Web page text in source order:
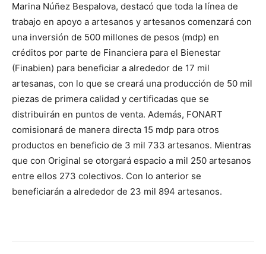
Marina Núñez Bespalova, destacó que toda la línea de
trabajo en apoyo a artesanos y artesanos comenzará con
una inversión de 500 millones de pesos (mdp) en
créditos por parte de Financiera para el Bienestar
(Finabien) para beneficiar a alrededor de 17 mil
artesanas, con lo que se creará una producción de 50 mil
piezas de primera calidad y certificadas que se
distribuirán en puntos de venta. Además, FONART
comisionará de manera directa 15 mdp para otros
productos en beneficio de 3 mil 733 artesanos. Mientras
que con Original se otorgará espacio a mil 250 artesanos
entre ellos 273 colectivos. Con lo anterior se
beneficiarán a alrededor de 23 mil 894 artesanos.